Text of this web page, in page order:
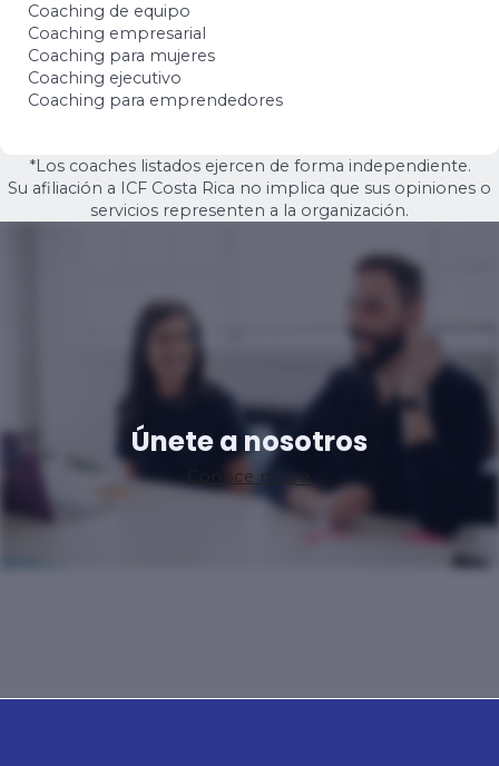
Coaching de equipo
Coaching empresarial
Coaching para mujeres
Coaching ejecutivo
Coaching para emprendedores
*Los coaches listados ejercen de forma independiente.
Su afiliación a ICF Costa Rica no implica que sus opiniones o
servicios representen a la organización.
Únete a nosotros
Conoce más